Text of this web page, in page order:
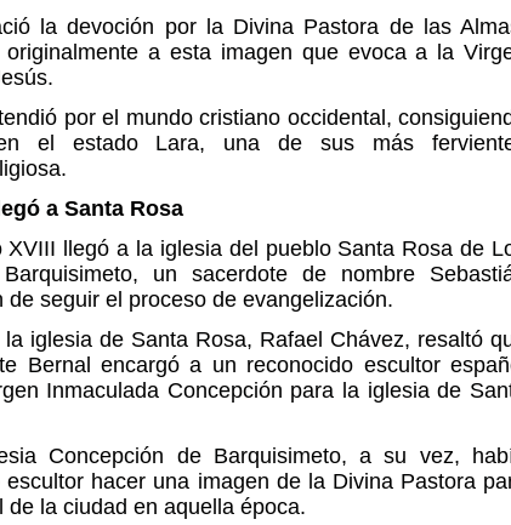
la devoción por la Divina Pastora de las
a esta imagen que evoca a la
por el mundo cristiano occidental,
el estado Lara, una de sus más
a Santa Rosa
XVIII llegó a la iglesia del pueblo Santa Rosa de
un sacerdote de nombre
de seguir el proceso de evangelización.
iglesia de Santa Rosa, Rafael Chávez, resaltó
Bernal encargó a un reconocido escultor
Inmaculada Concepción para la iglesia de
Concepción de Barquisimeto, a su vez,
hacer una imagen de la Divina Pastora
de la ciudad en aquella época.